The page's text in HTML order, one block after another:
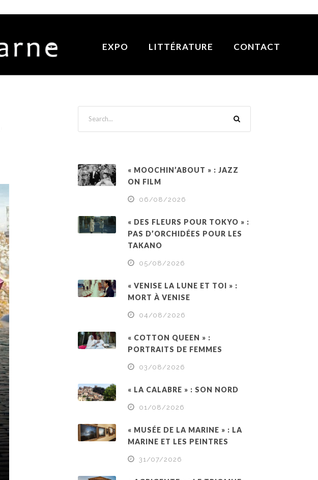
EXPO LITTÉRATURE CONTACT
« MOOCHIN’ABOUT » : JAZZ
ON FILM
06/08/2026
« DES FLEURS POUR TOKYO » :
PAS D’ORCHIDÉES POUR LES
TAKANO
05/08/2026
« VENISE LA LUNE ET TOI » :
MORT À VENISE
04/08/2026
« COTTON QUEEN » :
PORTRAITS DE FEMMES
03/08/2026
« LA CALABRE » : SON NORD
01/08/2026
« MUSÉE DE LA MARINE » : LA
MARINE ET LES PEINTRES
31/07/2026